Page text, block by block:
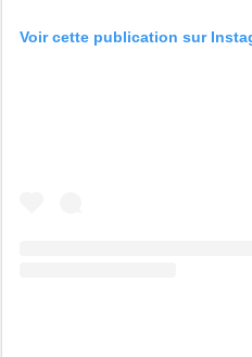
Voir cette publication sur